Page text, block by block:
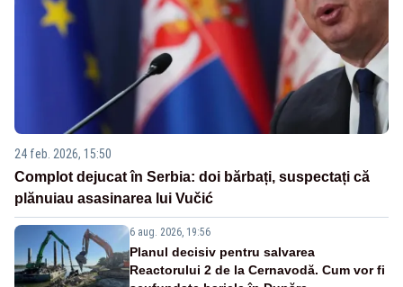
24 feb. 2026, 15:50
Complot dejucat în Serbia: doi bărbați, suspectați că
plănuiau asasinarea lui Vučić
6 aug. 2026, 19:56
Planul decisiv pentru salvarea
Reactorului 2 de la Cernavodă. Cum vor fi